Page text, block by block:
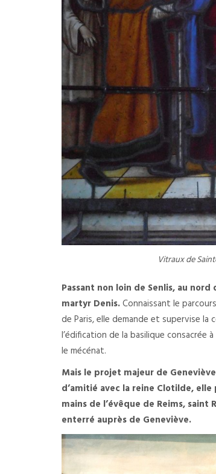
Vitraux de
Passant non loin de Senlis, au
martyr Denis.Connaissant le
de Paris, elle demande et supervise la
l’édification de la basilique consacrée
le mécénat.
Mais le projet majeur de
d’amitié avec la reine Clotilde,
mains de l’évêque de Reims,
enterré auprès de Geneviève.